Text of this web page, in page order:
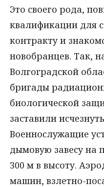
Это своего рода,
квалификации для
контракту и
новобранцев. Так,
Волгоградской
бригады
биологической
заставили
Военнослужащие
дымовую завесу на
300 м в высоту.
машин, взлетно-